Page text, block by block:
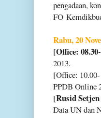
pengadaan,
FO
Rabu, 20
[Office:
2013.
[Office:
PPDB Online
[Rusid
Data UN dan